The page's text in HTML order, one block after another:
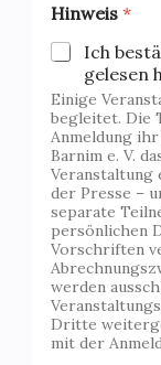
o
m
m
n
t
a
r
K
o
m
m
e
n
t
a
r
Hinweis *
Ich
gelesen
Einige
begleitet. Die
Anmeldung
Barnim e. V.
Veranstaltung
der Presse –
separate
persönlichen
Vorschriften
werden
Dritte
mit der